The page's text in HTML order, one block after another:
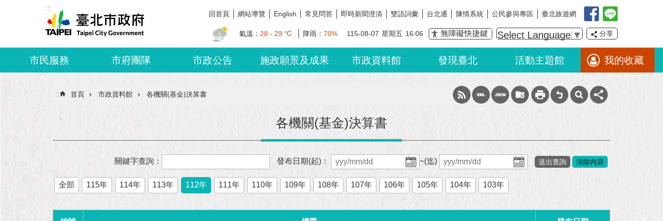
跳到主要內容區塊
:::
回首頁 網站導覽 English 常見問答 即時新聞澄清 雙語詞彙 台北通 陳情系統 公民參與專區 臺北旅遊網
氣溫： 28 - 29 ℃ 降雨： 70% 115-08-07 星期五 16:06 無障礙快捷鍵 Select Language ▼ 分享
市民服務 市府團隊 市政公告 施政願景及成果 市政資料館 發現臺北 活動主題館 我的收藏
::: 首頁 市政資料館 各機關(基金)決算書
各機關(基金)決算書
關鍵字查詢： 發布日期(起)： ~(迄)
全部 115年 114年 113年 112年 111年 110年 109年 108年 107年 106年 105年 104年 103年